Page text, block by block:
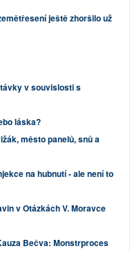
ještě zhoršilo už
v souvislosti s
láska?
město panelů, snů a
na hubnutí - ale není to
v Otázkách V. Moravce
Bečva: Monstrproces